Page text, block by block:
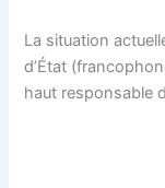
La situation
d’État
haut responsable